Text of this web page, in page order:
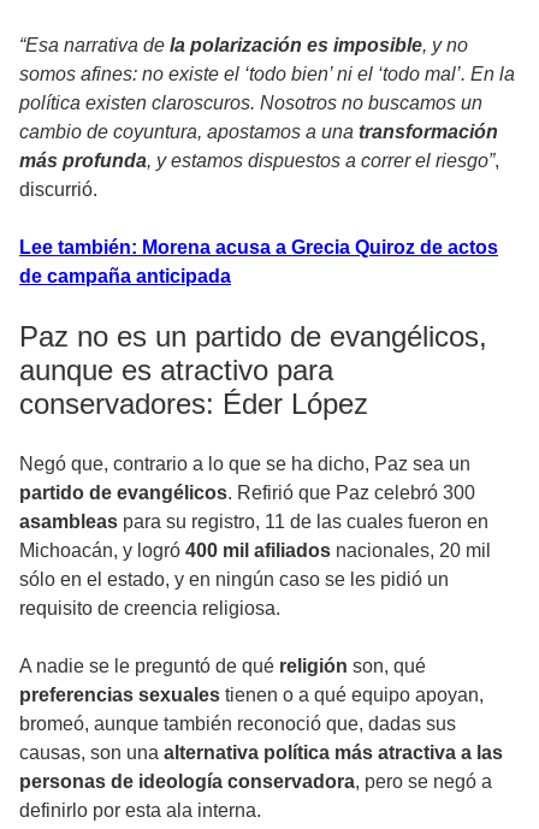
“Esa narrativa de la polarización es imposible, y no
somos afines: no existe el ‘todo bien’ ni el ‘todo mal’. En la
política existen claroscuros. Nosotros no buscamos un
cambio de coyuntura, apostamos a una transformación
más profunda, y estamos dispuestos a correr el riesgo”,
discurrió.
Lee también: Morena acusa a Grecia Quiroz de actos
de campaña anticipada
Paz no es un partido de evangélicos,
aunque es atractivo para
conservadores: Éder López
Negó que, contrario a lo que se ha dicho, Paz sea un
partido de evangélicos. Refirió que Paz celebró 300
asambleas para su registro, 11 de las cuales fueron en
Michoacán, y logró 400 mil afiliados nacionales, 20 mil
sólo en el estado, y en ningún caso se les pidió un
requisito de creencia religiosa.
A nadie se le preguntó de qué religión son, qué
preferencias sexuales tienen o a qué equipo apoyan,
bromeó, aunque también reconoció que, dadas sus
causas, son una alternativa política más atractiva a las
personas de ideología conservadora, pero se negó a
definirlo por esta ala interna.